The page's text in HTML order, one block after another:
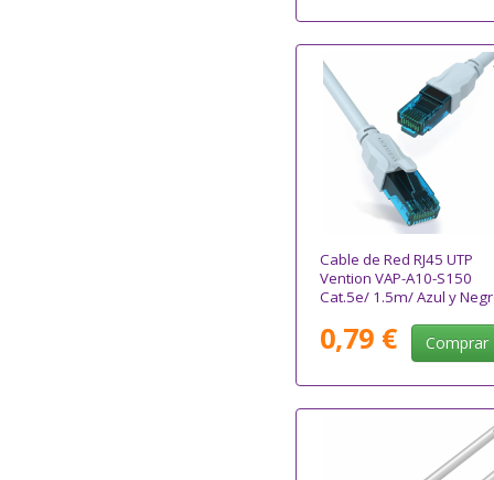
Cable de Red RJ45 UTP
Vention VAP-A10-S150
Cat.5e/ 1.5m/ Azul y
0,79 € Comprar